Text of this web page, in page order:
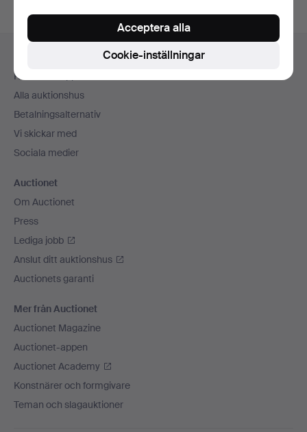
Sidfotsnavigation
Kontakta support
Alla auktionshus
Betalningsalternativ
Vi skickar med
Sociala medier
Auctionet
Om Auctionet
Press
Lediga jobb
Anslut ditt auktionshus
Auctionets garanti
Mer från Auctionet
Auctionet Magazine
Auctionet-appen
Auctionet Academy
Konstnärer och formgivare
Teman och slagauktioner
Cookie-inställningar
Acceptera alla